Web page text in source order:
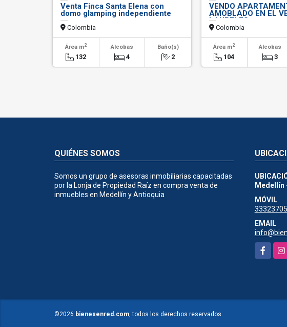
Venta Finca Santa Elena con
domo glamping independiente
Colombia
Área m2
132
Alcobas
4
Baño(s)
2
VENDO
AMOBLADO EN EL
LAURELES
Colombia
Área m2
104
Alcobas
3
QUIÉNES SOMOS
Somos un grupo de asesoras inmobiliarias capacitadas
por la Lonja de Propiedad Raíz en compra venta de
inmuebles en Medellín y Antioquia
Medellín
MÓVIL
EMAIL
Facebook
©2026 bienesenred.com, todos los derechos reservados.